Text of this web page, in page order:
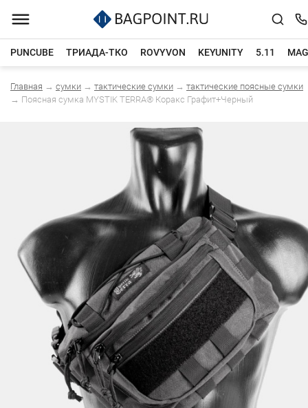
PUNCUBE ТРИАДА-ТКО ROVYVON KEYUNITY 5.11
Каталог товаров
Главная → сумки → тактические сумки → тактические поясные сумки
→ Поясная сумка MYSTIK TERRA® Коракс Графит+Черный